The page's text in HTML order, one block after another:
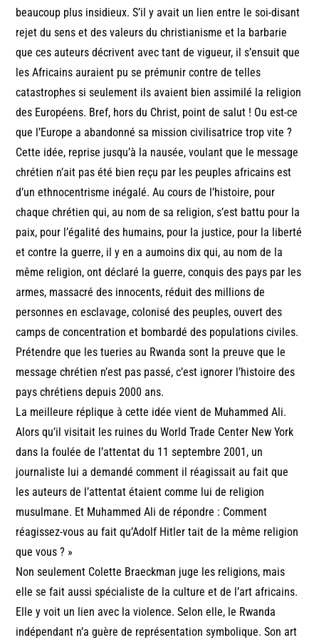
beaucoup plus insidieux. S’il y avait un lien entre le soi-disant
rejet du sens et des valeurs du christianisme et la barbarie
que ces auteurs décrivent avec tant de vigueur, il s’ensuit que
les Africains auraient pu se prémunir contre de telles
catastrophes si seulement ils avaient bien assimilé la religion
des Européens. Bref, hors du Christ, point de salut ! Ou est-ce
que l’Europe a abandonné sa mission civilisatrice trop vite ?
Cette idée, reprise jusqu’à la nausée, voulant que le message
chrétien n’ait pas été bien reçu par les peuples africains est
d’un ethnocentrisme inégalé. Au cours de l’histoire, pour
chaque chrétien qui, au nom de sa religion, s’est battu pour la
paix, pour l’égalité des humains, pour la justice, pour la liberté
et contre la guerre, il y en a aumoins dix qui, au nom de la
même religion, ont déclaré la guerre, conquis des pays par les
armes, massacré des innocents, réduit des millions de
personnes en esclavage, colonisé des peuples, ouvert des
camps de concentration et bombardé des populations civiles.
Prétendre que les tueries au Rwanda sont la preuve que le
message chrétien n’est pas passé, c’est ignorer l’histoire des
pays chrétiens depuis 2000 ans.
La meilleure réplique à cette idée vient de Muhammed Ali.
Alors qu’il visitait les ruines du World Trade Center New York
dans la foulée de l’attentat du 11 septembre 2001, un
journaliste lui a demandé comment il réagissait au fait que
les auteurs de l’attentat étaient comme lui de religion
musulmane. Et Muhammed Ali de répondre : Comment
réagissez-vous au fait qu’Adolf Hitler tait de la même religion
que vous ? »
Non seulement Colette Braeckman juge les religions, mais
elle se fait aussi spécialiste de la culture et de l’art africains.
Elle y voit un lien avec la violence. Selon elle, le Rwanda
indépendant n’a guère de représentation symbolique. Son art